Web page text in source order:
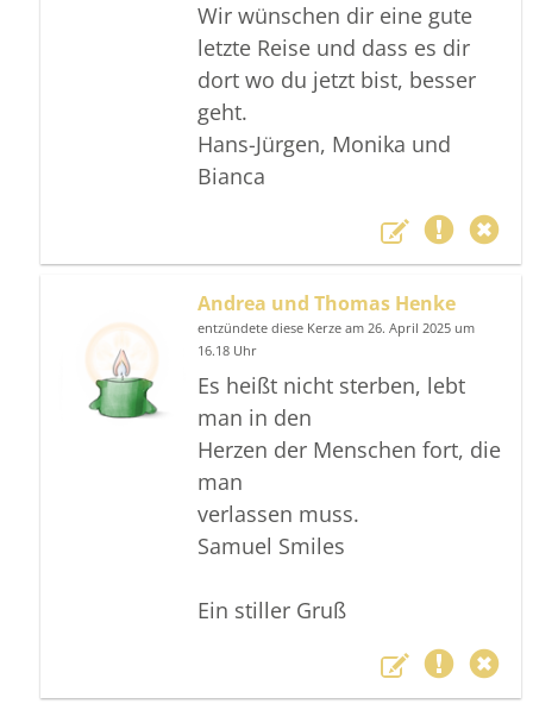
Wir wünschen dir eine gute
letzte Reise und dass es dir
dort wo du jetzt bist, besser
geht.
Hans-Jürgen, Monika und
Bianca
Andrea und Thomas Henke
entzündete diese Kerze am 26. April 2025 um
16.18 Uhr
Es heißt nicht sterben, lebt
man in den
Herzen der Menschen fort, die
man
verlassen muss.
Samuel Smiles
Ein stiller Gruß